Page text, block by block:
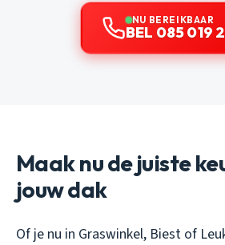
NU BEREIKBAAR
BEL 085 019
Maak nu de juiste
jouw dak
Of je nu in Graswinkel, Biest of